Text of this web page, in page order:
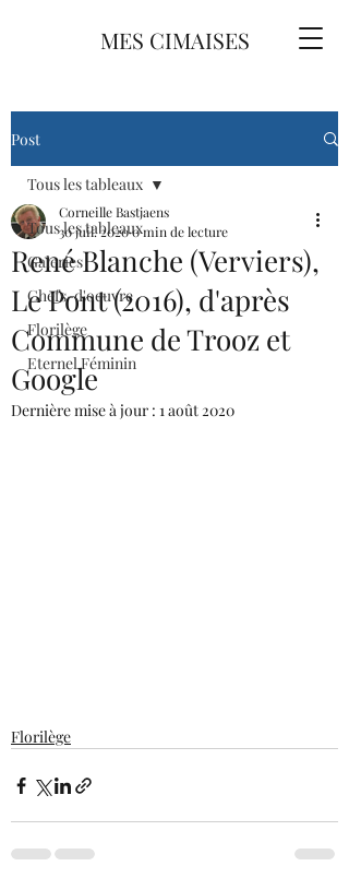
MES CIMAISES
Post
Tous les tableaux
Galeries
Chefs-d'oeuvre
Florilège
Eternel Féminin
Tous les tableaux
René Blanche (Verviers),
Le Pont (2016), d'après
Commune de Trooz et
Google
Corneille Bastjaens
30 juil. 20200 min de lecture
Dernière mise à jour : 1 août 2020
Florilège